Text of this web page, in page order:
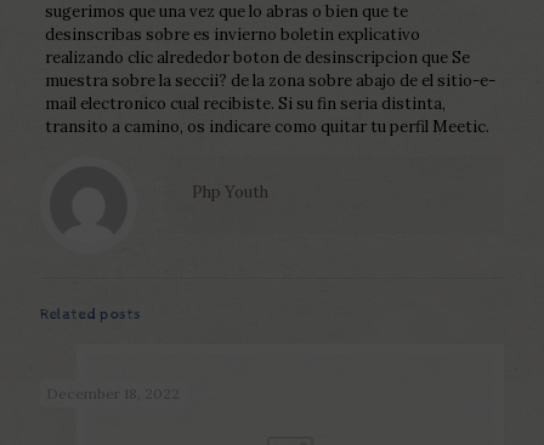
sugerimos que una vez que lo abras o bien que te
desinscribas sobre es invierno boletin explicativo
realizando clic alrededor boton de desinscripcion que Se
muestra sobre la seccii? de la zona sobre abajo de el sitio-e-
mail electronico cual recibiste. Si su fin seri­a distinta,
transito a camino, os indicare como quitar tu perfil Meetic.
Php Youth
Related posts
December 18, 2022